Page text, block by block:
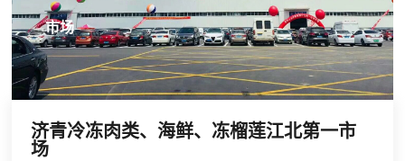
市场
济青冷冻肉类、海鲜、冻榴莲江北第一市
场